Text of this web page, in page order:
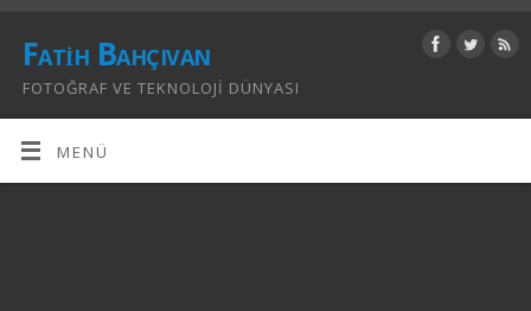
Fatih Bahçıvan
FOTOĞRAF VE TEKNOLOJI DÜNYASI
MENÜ